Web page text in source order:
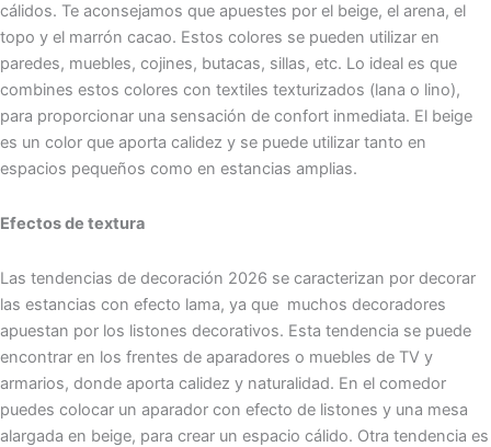
cálidos. Te aconsejamos que apuestes por el beige, el arena, el
topo y el marrón cacao. Estos colores se pueden utilizar en
paredes, muebles, cojines, butacas, sillas, etc. Lo ideal es que
combines estos colores con textiles texturizados (lana o lino),
para proporcionar una sensación de confort inmediata. El beige
es un color que aporta calidez y se puede utilizar tanto en
espacios pequeños como en estancias amplias.
Efectos de textura
Las tendencias de decoración 2026 se caracterizan por decorar
las estancias con efecto lama, ya que muchos decoradores
apuestan por los listones decorativos. Esta tendencia se puede
encontrar en los frentes de aparadores o muebles de TV y
armarios, donde aporta calidez y naturalidad. En el comedor
puedes colocar un aparador con efecto de listones y una mesa
alargada en beige, para crear un espacio cálido. Otra tendencia es